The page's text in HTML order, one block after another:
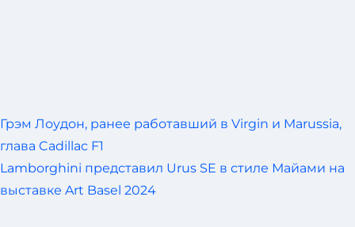
Грэм Лоудон, ранее работавший в Virgin и Marussia,
глава Cadillac F1
Lamborghini представил Urus SE в стиле Майами на
выставке Art Basel 2024